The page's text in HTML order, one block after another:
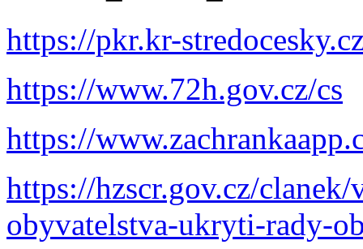
https://pkr.kr-
https://www.72h.gov.cz/cs
https://
https://hzscr.gov.cz/
obyvatelstva-ukryti-rady-